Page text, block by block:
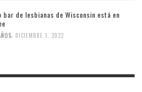
bar de lesbianas de Wisconsin está en
DICIEMBRE 1, 2022